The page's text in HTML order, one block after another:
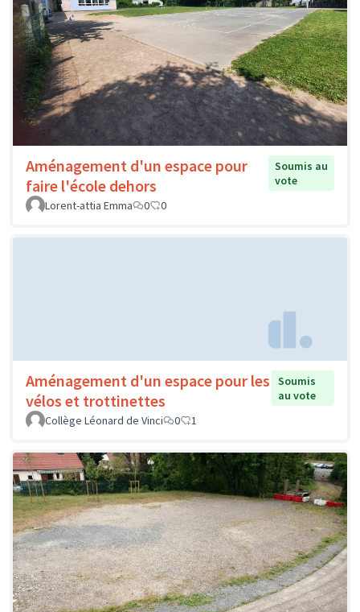
Aménagement d'un espace pour
faire l'école dehors
Soumis au
vote
Lorent-attia Emma
0 0
Aménagement d'un espace pour les
vélos et trottinettes
Soumis
au vote
Collège Léonard de Vinci
0 1